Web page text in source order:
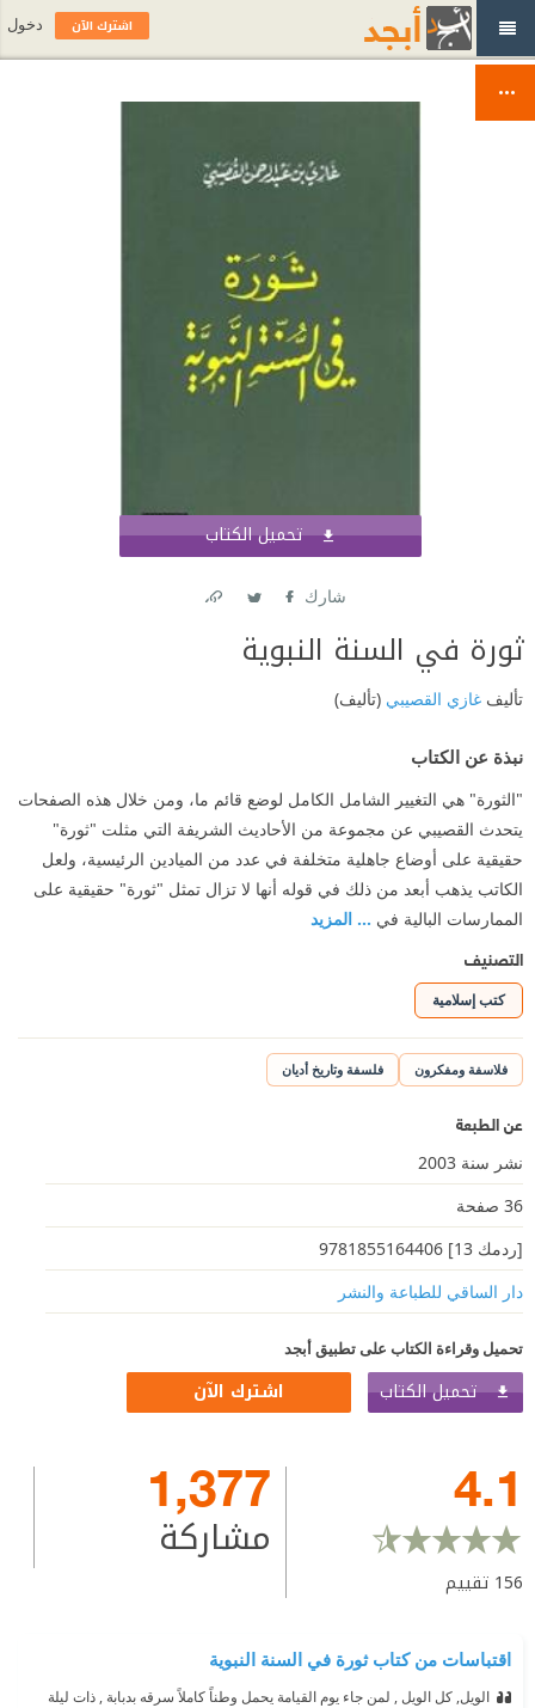
تحميل الكتاب
شارك
ثورة في السنة النبوية
تأليف غازي القصيبي (تأليف)
نبذة عن الكتاب
"الثورة" هي التغيير الشامل الكامل لوضع قائم ما، ومن خلال هذه الصفحات
يتحدث القصيبي عن مجموعة من الأحاديث الشريفة التي مثلت "ثورة"
حقيقية على أوضاع جاهلية متخلفة في عدد من الميادين الرئيسية، ولعل
الكاتب يذهب أبعد من ذلك في قوله أنها لا تزال تمثل "ثورة" حقيقية على
الممارسات البالية في ... المزيد
التصنيف
كتب إسلامية
فلاسفة ومفكرون فلسفة وتاريخ أديان
عن الطبعة
نشر سنة 2003
36 صفحة
[ردمك 13] 9781855164406
دار الساقي للطباعة والنشر
تحميل وقراءة الكتاب على تطبيق أبجد
تحميل الكتاب اشترك الآن
4.1
156 تقييم
1,377
مشاركة
اقتباسات من كتاب ثورة في السنة النبوية
الويل, كل الويل , لمن جاء يوم القيامة يحمل وطناً كاملاً سرقه بدبابة , ذات ليلة
اشترك الآن دخول